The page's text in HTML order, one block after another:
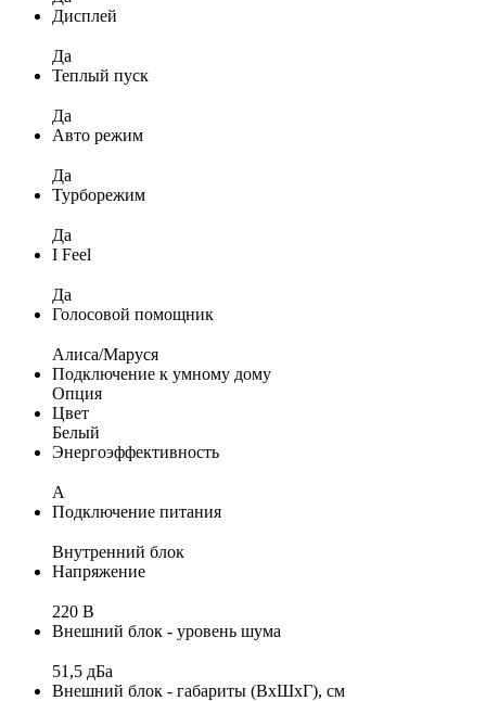
Дисплей
Да
Теплый пуск
Да
Авто режим
Да
Турборежим
Да
I Feel
Да
Голосовой помощник
Алиса/Маруся
Подключение к умному дому
Опция
Цвет
Белый
Энергоэффективность
A
Подключение питания
Внутренний блок
Напряжение
220 В
Внешний блок - уровень шума
51,5 дБа
Внешний блок - габариты (ВхШхГ), см